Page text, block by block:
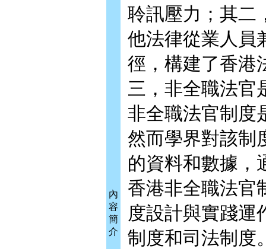
內
容
簡
介
聆訊壓力；其二
他法律從業人員
徑，構建了香港
三，非全職法官
非全職法官制度
然而學界對該制
的資料和數據，
香港非全職法官
度設計與實踐運
制度和司法制度